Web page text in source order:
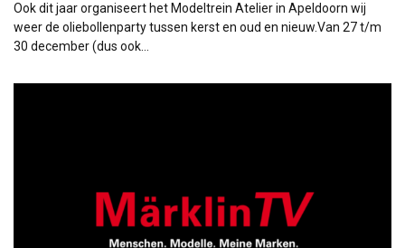
Ook dit jaar organiseert het Modeltrein Atelier in Apeldoorn wij
weer de oliebollenparty tussen kerst en oud en nieuw.Van 27 t/m
30 december (dus ook…